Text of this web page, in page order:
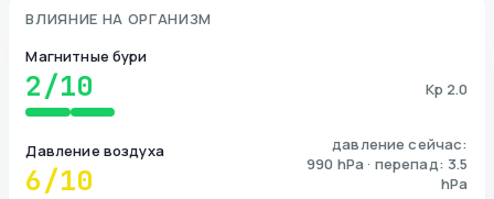
ВЛИЯНИЕ НА ОРГАНИЗМ
Магнитные бури
2/10 Kp 2.0
Давление воздуха
6/10
давление сейчас:
990 hPa · перепад: 3.5
hPa